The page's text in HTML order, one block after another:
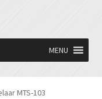
MENU
MTS-103